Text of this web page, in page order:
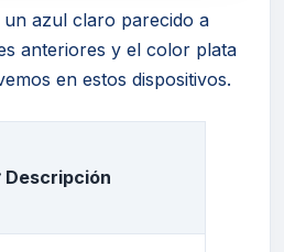
un azul claro parecido a
anteriores y el color plata
en estos dispositivos.
Descripción